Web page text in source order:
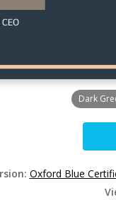
Dark
Oxford Blue